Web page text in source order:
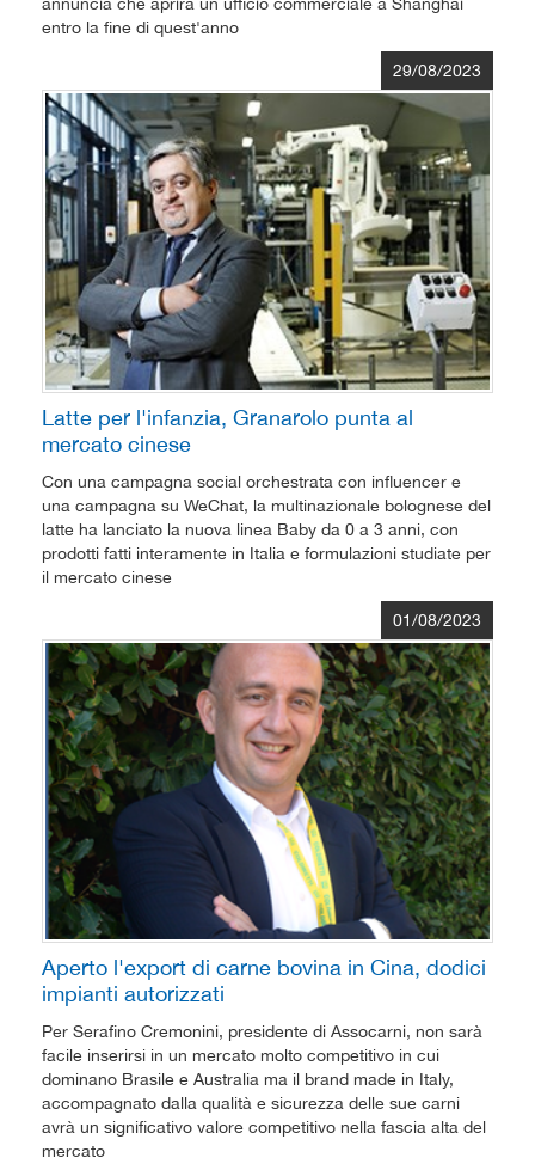
entro la fine di quest'anno
29/08/2023
Latte per l'infanzia, Granarolo punta al
mercato cinese
Con una campagna social orchestrata con influencer e
una campagna su WeChat, la multinazionale bolognese del
latte ha lanciato la nuova linea Baby da 0 a 3 anni, con
prodotti fatti interamente in Italia e formulazioni studiate per
il mercato cinese
01/08/2023
Aperto l'export di carne bovina in Cina, dodici
impianti autorizzati
Per Serafino Cremonini, presidente di Assocarni, non sarà
facile inserirsi in un mercato molto competitivo in cui
dominano Brasile e Australia ma il brand made in Italy,
accompagnato dalla qualità e sicurezza delle sue carni
avrà un significativo valore competitivo nella fascia alta del
mercato